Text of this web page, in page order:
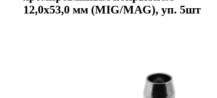
12,0x53,0 мм (MIG/MAG), уп. 5шт